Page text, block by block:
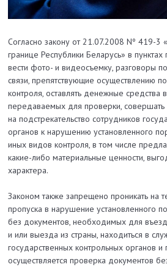
Согласно закону от 21.07.2008 Nº 419-3
границе Республики Беларусь» в
вести фото- и видеосъемку, разговоры
связи, препятствующие осуществлению
контроля, оставлять денежные средства
передаваемых для проверки, совершать
на подстрекательство сотрудников
органов к нарушению установленного
иных видов контроля, в том числе
какие-либо материальные ценности,
характера.
Законом также запрещено проникать на
пропуска в нарушение установленного
без документов, необходимых для
и или выезда из страны, находиться в
государственных контрольных органов
осуществляется проверка документов